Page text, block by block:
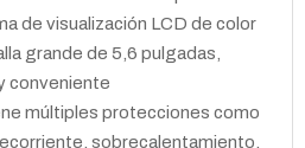
de visualización LCD de color
grande de 5,6 pulgadas,
conveniente
múltiples protecciones como
sobrecalentamiento,